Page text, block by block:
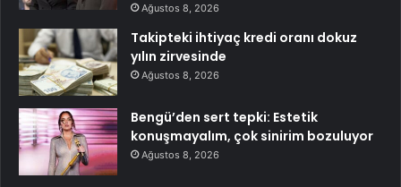
Ağustos 8, 2026
Takipteki ihtiyaç kredi oranı dokuz
yılın zirvesinde
Ağustos 8, 2026
Bengü’den sert tepki: Estetik
konuşmayalım, çok sinirim bozuluyor
Ağustos 8, 2026